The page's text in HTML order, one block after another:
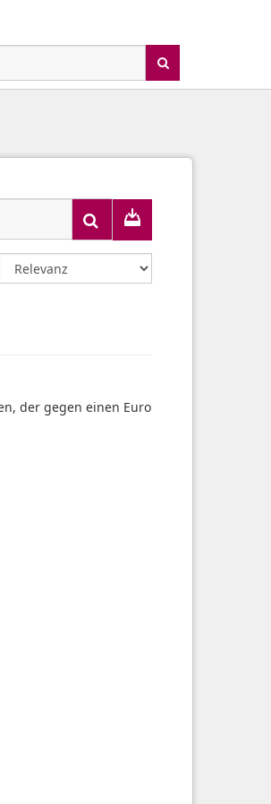
der gegen einen Euro